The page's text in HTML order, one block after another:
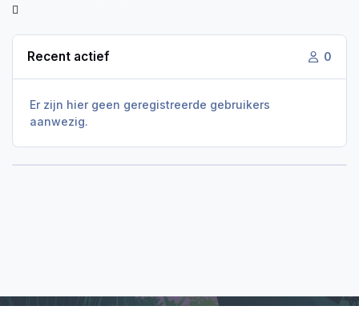
Recent actief 0
Er zijn hier geen geregistreerde gebruikers
aanwezig.